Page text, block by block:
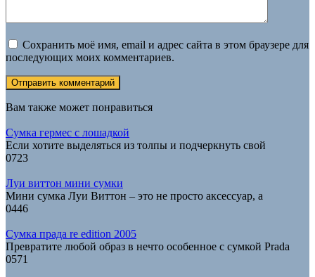
Сохранить моё имя, email и адрес сайта в этом браузере для
последующих моих комментариев.
Вам также может понравиться
Сумка гермес с лошадкой
Если хотите выделяться из толпы и подчеркнуть свой
0723
Луи виттон мини сумки
Мини сумка Луи Виттон – это не просто аксессуар, а
0446
Сумка прада re edition 2005
Превратите любой образ в нечто особенное с сумкой Prada
0571